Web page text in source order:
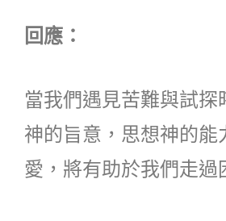
回應：
當我們遇見苦難與試探
神的旨意，思想神的能
愛，將有助於我們走過